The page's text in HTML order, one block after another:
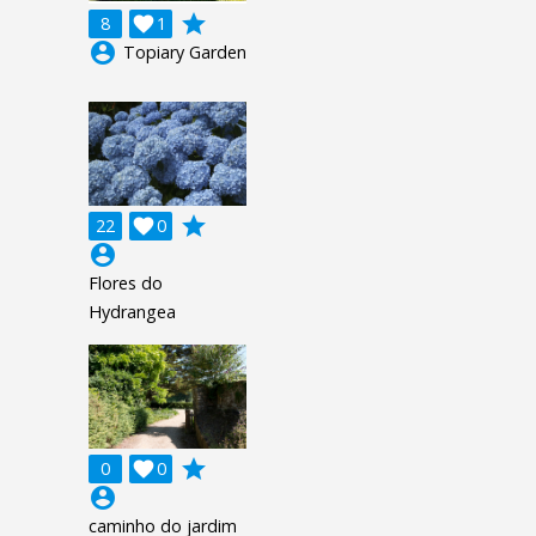
8 1

grade
account_circle Topiary Garden
22 0

grade
account_circle
Flores do
Hydrangea
0 0

grade
account_circle
caminho do jardim